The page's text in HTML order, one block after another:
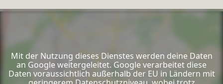
Mit der Nutzung dieses Dienstes werden deine Daten
an Google weitergeleitet. Google verarbeitet diese
Daten voraussichtlich außerhalb der EU in Ländern mit